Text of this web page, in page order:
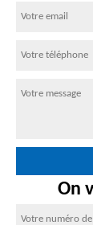
On